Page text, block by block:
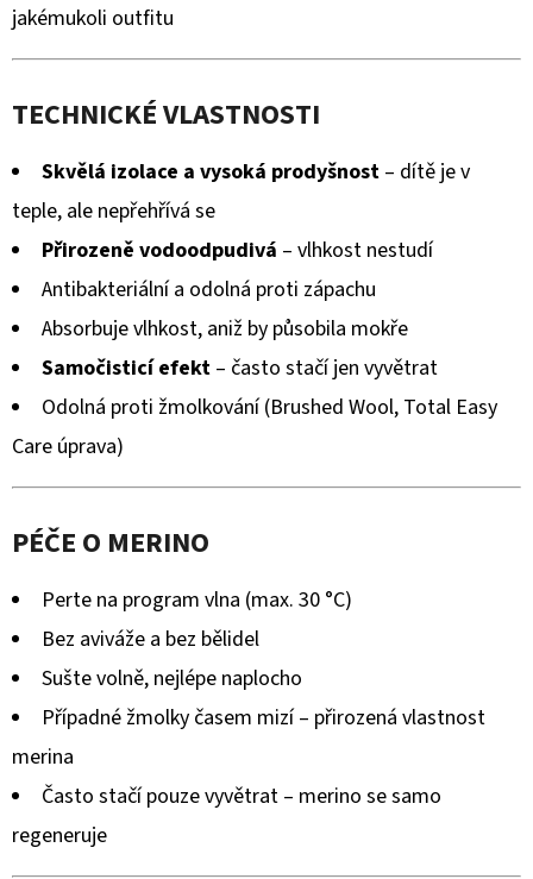
jakémukoli outfitu
TECHNICKÉ VLASTNOSTI
Skvělá izolace a vysoká prodyšnost – dítě je v
teple, ale nepřehřívá se
Přirozeně vodoodpudivá – vlhkost nestudí
Antibakteriální a odolná proti zápachu
Absorbuje vlhkost, aniž by působila mokře
Samočisticí efekt – často stačí jen vyvětrat
Odolná proti žmolkování (Brushed Wool, Total Easy
Care úprava)
PÉČE O MERINO
Perte na program vlna (max. 30 °C)
Bez aviváže a bez bělidel
Sušte volně, nejlépe naplocho
Případné žmolky časem mizí – přirozená vlastnost
merina
Často stačí pouze vyvětrat – merino se samo
regeneruje